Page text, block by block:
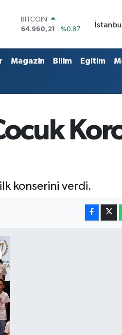
DOLAR
47,7436
%0.18
55,2510
%0.32
STERLİN
64.960,21
%0.87
İstanbul
Magazin Bilim Eğitim
konserini verdi.